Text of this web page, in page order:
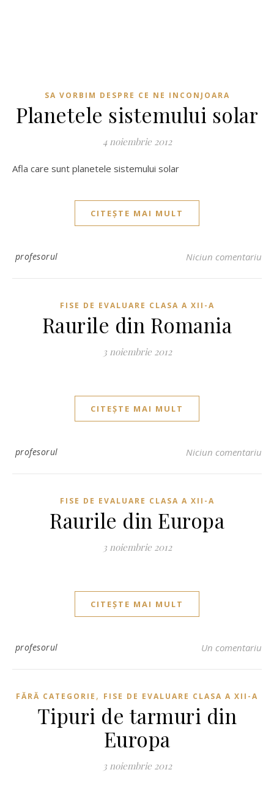
SA VORBIM DESPRE CE NE INCONJOARA
Planetele sistemului solar
4 noiembrie 2012
Afla care sunt planetele sistemului solar
CITEȘTE MAI MULT
profesorul Niciun comentariu
FISE DE EVALUARE CLASA A XII-A
Raurile din Romania
3 noiembrie 2012
CITEȘTE MAI MULT
profesorul Niciun comentariu
FISE DE EVALUARE CLASA A XII-A
Raurile din Europa
3 noiembrie 2012
CITEȘTE MAI MULT
profesorul Un comentariu
FĂRĂ CATEGORIE , FISE DE EVALUARE CLASA A XII-A
Tipuri de tarmuri din
Europa
3 noiembrie 2012